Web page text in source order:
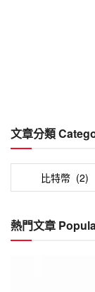
文章分類
類
Category
熱門文章